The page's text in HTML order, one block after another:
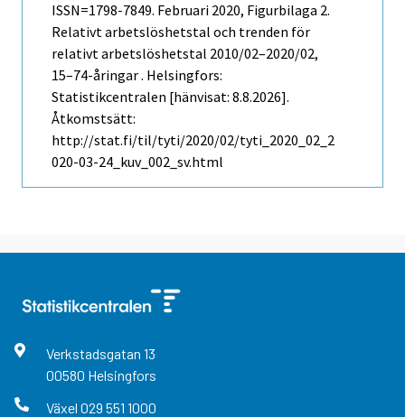
ISSN=1798-7849. Februari 2020, Figurbilaga 2.
Relativt arbetslöshetstal och trenden för
relativt arbetslöshetstal 2010/02–2020/02,
15–74-åringar . Helsingfors:
Statistikcentralen [hänvisat: 8.8.2026].
Åtkomstsätt:
http://stat.fi/til/tyti/2020/02/tyti_2020_02_2
020-03-24_kuv_002_sv.html
Verkstadsgatan 13
00580 Helsingfors
Växel 029 551 1000